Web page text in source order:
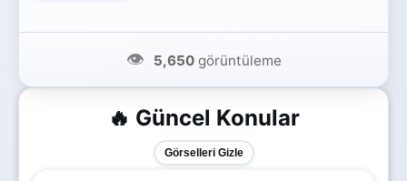
🔥 Güncel Konular
Görselleri Gizle
👁️ 5,650görüntüleme